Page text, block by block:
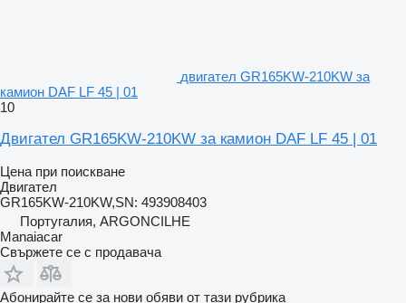
двигател GR165KW-210KW за
камион DAF LF 45 | 01
10
Двигател GR165KW-210KW за камион DAF LF 45 | 01
Цена при поискване
Двигател
GR165KW-210KW,SN: 493908403
Португалия, ARGONCILHE
Manaiacar
Свържете се с продавача
Абонирайте се за нови обяви от тази рубрика